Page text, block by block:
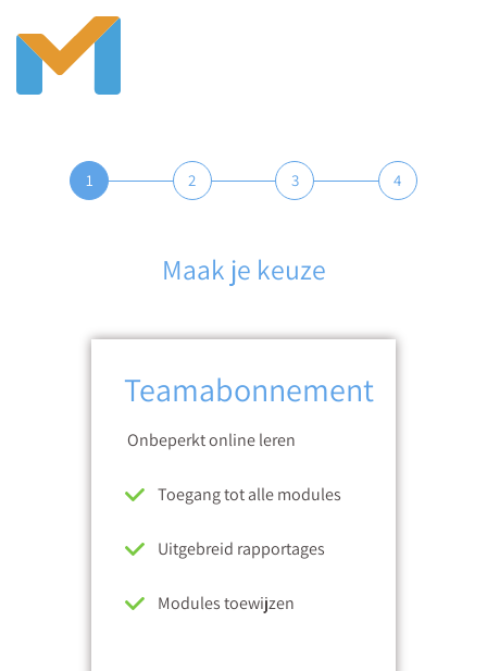
1 2 3 4
Maak je keuze
Teamabonnement
Onbeperkt online leren
Toegang tot alle modules
Uitgebreid rapportages
Modules toewijzen